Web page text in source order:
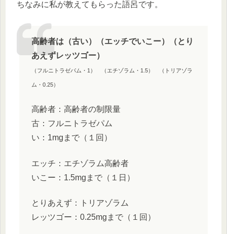
ちなみに私が教えてもらった語呂です。
高齢者は（古い）（エッチでいこー）（とり
あえずレッツゴー）
（フルニトラゼパム・1） （エチゾラム・1.5） （トリアゾラ
ム・0.25）
高齢者：高齢者の制限量
古：フルニトラゼパム
い：1mgまで（１回）
エッチ：エチゾラム高齢者
いこー：1.5mgまで（１日）
とりあえず：トリアゾラム
レッツゴー：0.25mgまで（１回）